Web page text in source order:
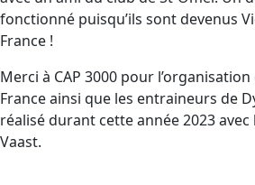
fonctionné puisqu’ils sont devenus
France !
Merci à CAP 3000 pour
France ainsi que les entraineurs de
réalisé durant cette année 2023 avec
Vaast.